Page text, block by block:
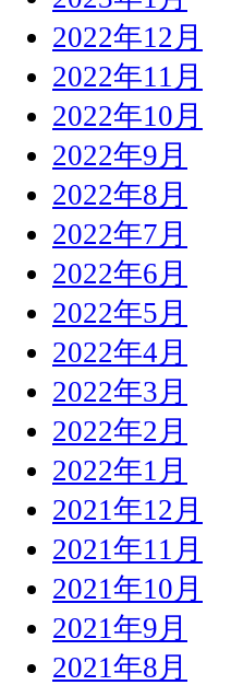
2022年12月
2022年11月
2022年10月
2022年9月
2022年8月
2022年7月
2022年6月
2022年5月
2022年4月
2022年3月
2022年2月
2022年1月
2021年12月
2021年11月
2021年10月
2021年9月
2021年8月